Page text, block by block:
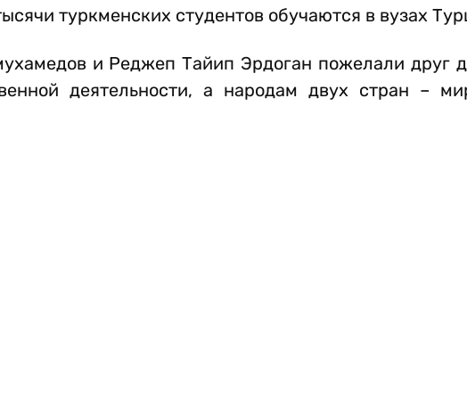
туркменских студентов обучаются в вузах
и Реджеп Тайип Эрдоган пожелали друг
деятельности, а народам двух стран –